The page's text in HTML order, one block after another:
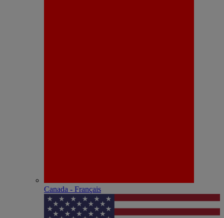
Canada - Français